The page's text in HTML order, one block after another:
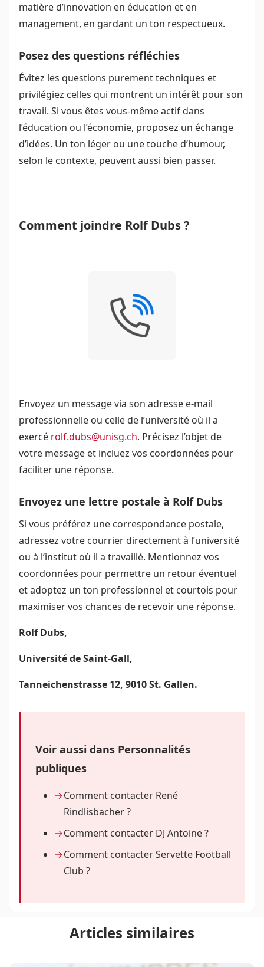
matière d’innovation en éducation et en
management, en gardant un ton respectueux.
Posez des questions réfléchies
Évitez les questions purement techniques et
privilégiez celles qui montrent un intérêt pour son
travail. Si vous êtes vous-même actif dans
l’éducation ou l’économie, proposez un échange
d’idées. Un ton léger ou une touche d’humour,
selon le contexte, peuvent aussi bien passer.
Comment joindre Rolf Dubs ?
Envoyez un message via son adresse e-mail
professionnelle ou celle de l’université où il a
exercé rolf.dubs@unisg.ch. Précisez l’objet de
votre message et incluez vos coordonnées pour
faciliter une réponse.
Envoyez une lettre postale à Rolf Dubs
Si vous préférez une correspondance postale,
adressez votre courrier directement à l’université
ou à l’institut où il a travaillé. Mentionnez vos
coordonnées pour permettre un retour éventuel
et adoptez un ton professionnel et courtois pour
maximiser vos chances de recevoir une réponse.
Rolf Dubs,
Université de Saint-Gall,
Tanneichenstrasse 12, 9010 St. Gallen.
Voir aussi dans Personnalités
publiques
Comment contacter René
Rindlisbacher ?
Comment contacter DJ Antoine ?
Comment contacter Servette Football
Club ?
Articles similaires